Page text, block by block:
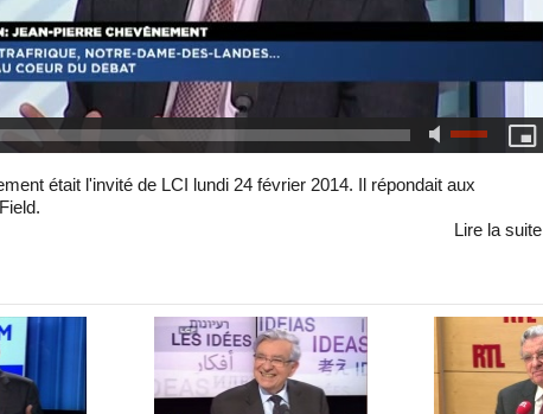
était l'invité de LCI lundi 24 février 2014. Il répondait aux
Lire la suite